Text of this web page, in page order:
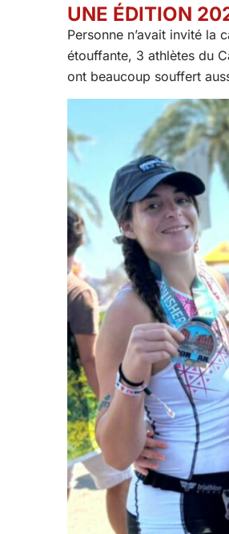
UNE ÉDITION
Personne n’avait invité la
étouffante, 3 athlètes du
ont beaucoup souffert